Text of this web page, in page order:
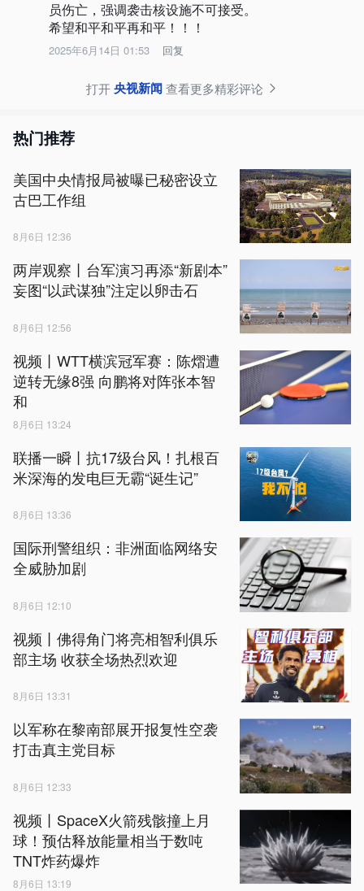
员伤亡，强调袭击核设施不可接受。
希望和平和平再和平！！！
2025年6月14日 01:53 回复
打开央视新闻查看更多精彩评论
热门推荐
美国中央情报局被曝已秘密设立
古巴工作组
8月6日 12:36
两岸观察丨台军演习再添“新剧本”
妄图“以武谋独”注定以卵击石
8月6日 12:56
视频丨WTT横滨冠军赛：陈熠遭
逆转无缘8强 向鹏将对阵张本智
和
8月6日 13:24
联播一瞬丨抗17级台风！扎根百
米深海的发电巨无霸“诞生记”
8月6日 13:36
国际刑警组织：非洲面临网络安
全威胁加剧
8月6日 12:10
视频丨佛得角门将亮相智利俱乐
部主场 收获全场热烈欢迎
8月6日 13:31
以军称在黎南部展开报复性空袭
打击真主党目标
8月6日 12:33
视频丨SpaceX火箭残骸撞上月
球！预估释放能量相当于数吨
TNT炸药爆炸
8月6日 13:19